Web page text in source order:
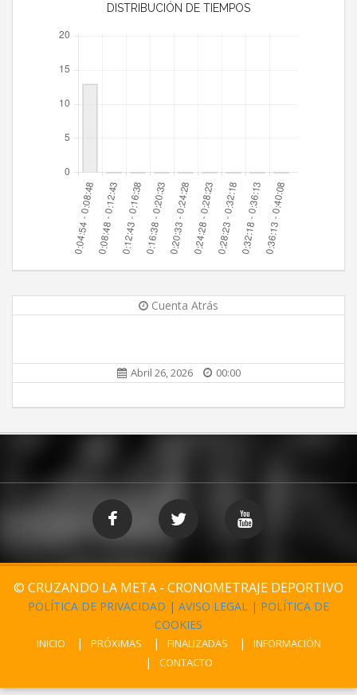
DISTRIBUCIÓN DE TIEMPOS
Cuenta Atrás
Abril 26, 2026 00:00
© CRUZANDO LA META - CRONOMETRAJE DEPORTIVO
POLÍTICA DE PRIVACIDAD | AVISO LEGAL | POLÍTICA DE
COOKIES
INICIO PRÓXIMAS FINALIZADAS
INFORMACIÓN
CONTACTO